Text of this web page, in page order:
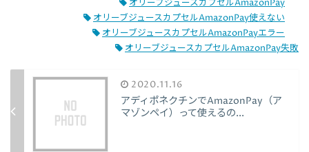
オリーブジュースカプセルAmazonPay
オリーブジュースカプセルAmazonPay使えない
オリーブジュースカプセルAmazonPayエラー
オリーブジュースカプセルAmazonPay失敗
2020.11.16
アディポネクチンでAmazonPay（ア
マゾンペイ）って使えるの...